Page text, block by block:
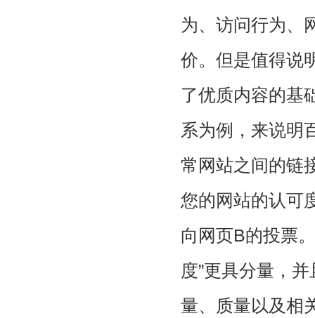
为、访问行为、
价。但是值得说
了优质内容的基
系为例，来说明
常网站之间的链
您的网站的认可
向网页B的投票
度”更具分量，
量、质量以及相